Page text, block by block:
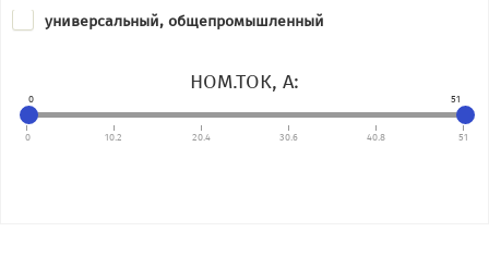
универсальный, общепромышленный
НОМ.ТОК, А:
0 51
0 10.2 20.4 30.6 40.8 51